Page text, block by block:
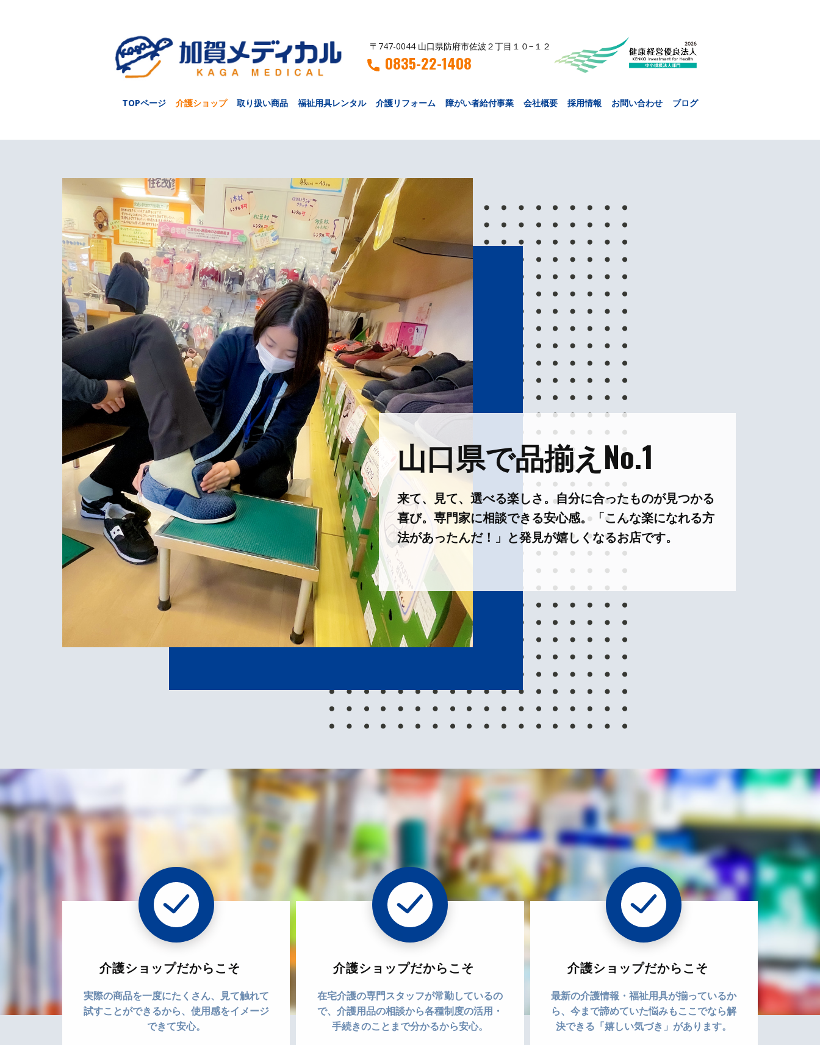
〒747-0044 山口県防府市佐波２丁目１０−１２
0835-22-1408
TOPページ 介護ショップ 取り扱い商品 福祉用具レンタル 介護リフォーム 障がい者給付事業 会社概要 採用情報 お問い合わせ ブログ
山口県で品揃えNo.1
来て、見て、選べる楽しさ。自分に合ったものが見つかる
喜び。専門家に相談できる安心感。「こんな楽になれる方
法があったんだ！」と発見が嬉しくなるお店です。
介護ショップだからこそ
実際の商品を一度にたくさん、見て触れて
試すことができるから、使用感をイメージ
できて安心。
介護ショップだからこそ
在宅介護の専門スタッフが常勤しているの
で、介護用品の相談から各種制度の活用・
手続きのことまで分かるから安心。
介護ショップだからこそ
最新の介護情報・福祉用具が揃っているか
ら、今まで諦めていた悩みもここでなら解
決できる「嬉しい気づき」があります。